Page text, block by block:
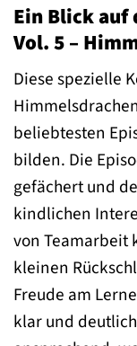
Ein Blick auf
Vol. 5 –
Diese spezielle
beliebtesten
bilden. Die
gefächert und
kindlichen
von Teamarbeit
kleinen
Freude am
klar und